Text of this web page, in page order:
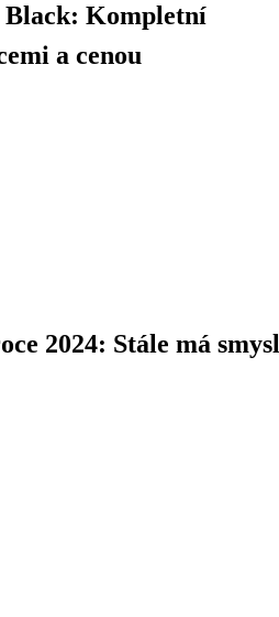
Black: Kompletní
a cenou
2024: Stále má smysl